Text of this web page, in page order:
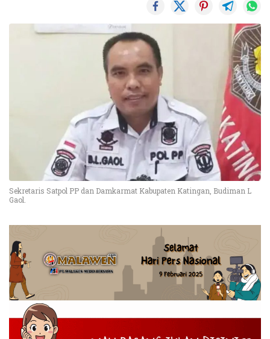
Sekretaris Satpol PP dan Damkarmat Kabupaten Katingan, Budiman L
Gaol.